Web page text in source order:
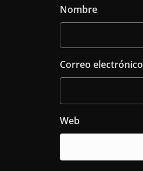
Nombre
Correo electrónico
Web